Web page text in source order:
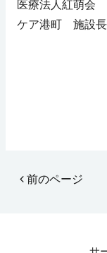
医療法人紅萌会
ケア港町 施設長
前のページ